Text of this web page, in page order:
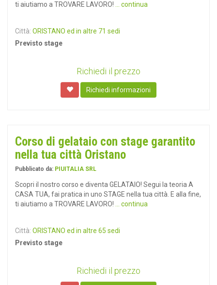
ti aiutiamo a TROVARE LAVORO!
... continua
Città: ORISTANO ed in altre 71 sedi
Previsto stage
Richiedi il prezzo
Richiedi informazioni
Corso di gelataio con stage garantito
nella tua città Oristano
Pubblicato da: PIUITALIA SRL
Scopri il nostro corso e diventa GELATAIO! Segui la teoria A
CASA TUA, fai pratica in uno STAGE nella tua città. E alla fine,
ti aiutiamo a TROVARE LAVORO!
... continua
Città: ORISTANO ed in altre 65 sedi
Previsto stage
Richiedi il prezzo